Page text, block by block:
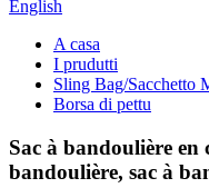
English
A casa
I prudutti
Sling Bag/Sacchetto
Borsa di pettu
Sac à bandoulière en
bandoulière, sac à